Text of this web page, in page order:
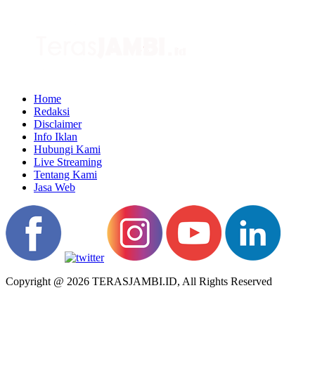
Home
Redaksi
Disclaimer
Info Iklan
Hubungi Kami
Live Streaming
Tentang Kami
Jasa Web
Copyright @ 2026 TERASJAMBI.ID, All Rights Reserved